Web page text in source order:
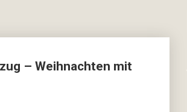
– Weihnachten mit